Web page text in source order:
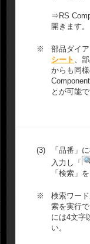
⇒RS
開きます。
※ 部品ダイ
シート 、
からも同
とが可能で
(3)
「品番」
入力し「
「検索」
※
検索ワー
索を実行
には4文字
い。